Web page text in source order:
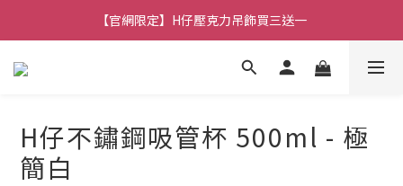
🚚 全館消費滿 $490 超取免運
【官網限定】H仔壓克力吊飾買三送一
🚚 全館消費滿 $490 超取免運
H仔不鏽鋼吸管杯 500ml - 極
簡白